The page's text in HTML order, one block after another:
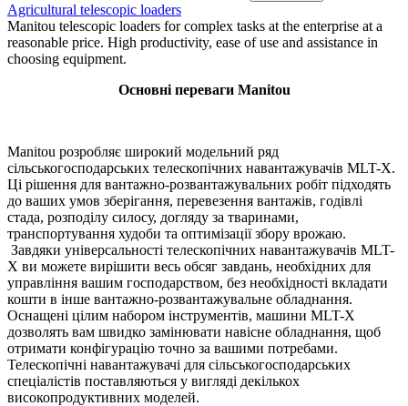
Agricultural telescopic loaders
Manitou telescopic loaders for complex tasks at the enterprise at a
reasonable price. High productivity, ease of use and assistance in
choosing equipment.
Основні переваги Manitou
Manitou розробляє широкий модельний ряд
сільськогосподарських телескопічних навантажувачів MLT-X.
Ці рішення для вантажно-розвантажувальних робіт підходять
до ваших умов зберігання, перевезення вантажів, годівлі
стада, розподілу силосу, догляду за тваринами,
транспортування худоби та оптимізації збору врожаю.
Завдяки універсальності телескопічних навантажувачів MLT-
X ви можете вирішити весь обсяг завдань, необхідних для
управління вашим господарством, без необхідності вкладати
кошти в інше вантажно-розвантажувальне обладнання.
Оснащені цілим набором інструментів, машини MLT-X
дозволять вам швидко замінювати навісне обладнання, щоб
отримати конфігурацію точно за вашими потребами.
Телескопічні навантажувачі для сільськогосподарських
спеціалістів поставляються у вигляді декількох
високопродуктивних моделей.